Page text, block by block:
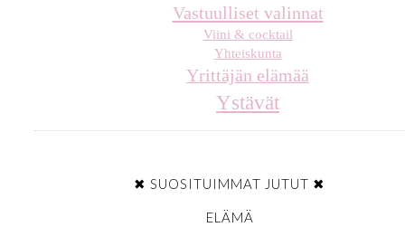
Vastuulliset valinnat
Viini & cocktail
Yhteiskunta
Yrittäjän elämää
Ystävät
✖ SUOSITUIMMAT JUTUT ✖
ELÄMÄ